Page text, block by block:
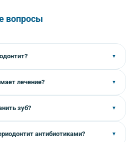
вопросы
▼
местной анестезией, поэтому
них будет безболезненным.
лечение? ▼
с интервалом 1–2 недели. Это
зуб? ▼
— да. Современные методы
антибиотиками? ▼